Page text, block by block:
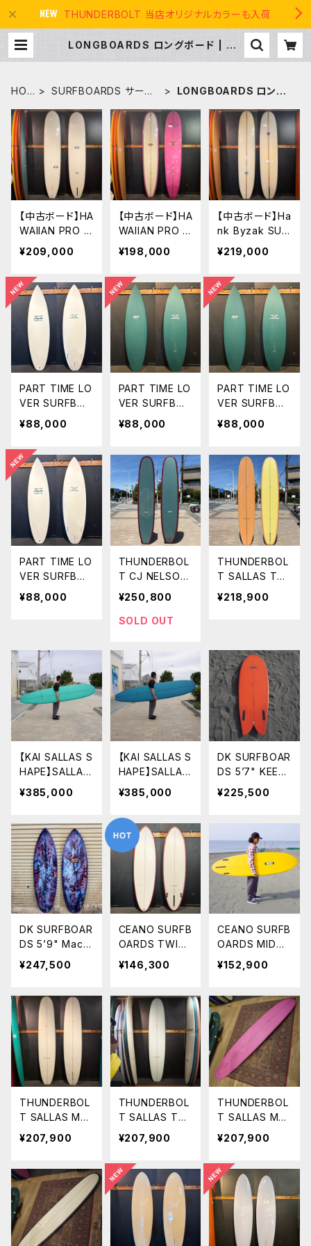
THUNDERBOLT 当店オリジナルカラーも入荷
LONGBOARDS ロングボード | TH
HO
SURFBOARDS サーフ
LONGBOARDS ロング
【中古ボード】HA
WAIIAN PRO D
ESIGNS MODE
L-T 9'6" ド
ナルドタカヤマ
ノーズライダ
ー クラシック
ボード
¥209,000
【中古ボード】HA
WAIIAN PRO D
ESIGNS NR-2
9'6"ドナルドタ
カヤマ シェイ
プ
¥198,000
【中古ボード】Ha
nk Byzak SUR
FBOARDS
9’6” ハンクバ
イザック
¥219,000
PART TIME LO
VER SURFBOA
RDS 『THE NEI
GHBOR』
6’2” HP SHO
RT
¥88,000
PART TIME LO
VER SURFBOA
RDS 『THE NEI
GHBOR』
¥88,000
PART TIME LO
VER SURFBOA
RDS 『THE NEI
GHBOR』
¥88,000
PART TIME LO
VER SURFBOA
RDS 『THE NEI
GHBOR』
¥88,000
THUNDERBOL
T CJ NELSON
DESIGNS SPR
OUT 2.0
9’6” USA SU
ラー CJ ネル
ソン サンダー
ボルト
¥250,800
SOLD OUT
THUNDERBOL
T SALLAS TSU
NAMI 9'4" US
A SURF オリジ
allas
¥218,900
【KAI SALLAS S
HAPE】SALLAS
SURFBOARDS
WAIKIKI 9'2"
サラス シェイプ
Kai Sallas シェ
イプボード
¥385,000
【KAI SALLAS S
HAPE】SALLAS
SURFBOARDS
WAIKIKI 9'2"
ワイキキ カイ
サラス シェイプ
Kai Sallas シェ
イプボード
¥385,000
DK SURFBOAR
DS 5’7" KEEL
FISH ツインフ
ィッシュ
¥225,500
DK SURFBOAR
DS 5’9" Mach
ete QUAD SH
ORT クワッド
¥247,500
CEANO SURFB
OARDS TWIN
GLE 6'2"' YOS
HIDA SHAPE
¥146,300
CEANO SURFB
OARDS MID
6’8” ミッドレン
グス
¥152,900
THUNDERBOL
T SALLAS MA
NGO JAM
9'4" VOLAN
マンゴージャム
¥207,900
THUNDERBOL
T SALLAS TSU
NAMI 9'4" カラ
ー SAGE カイサ
ラス Kai Salla
s
¥207,900
THUNDERBOL
T SALLAS MA
NGO JAM
9'4" MAGEN
TA カイサラ
ス マンゴージ
ャム
¥207,900